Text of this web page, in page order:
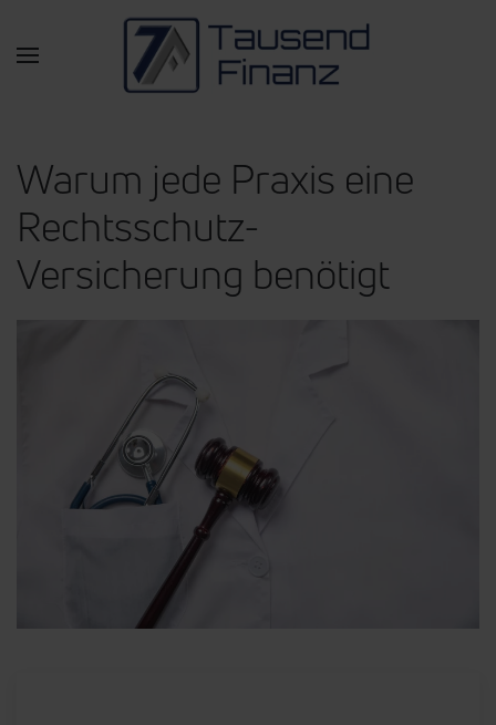
Zum Hauptinhalt springen
Warum jede Praxis eine
Rechtsschutz-
Versicherung benötigt